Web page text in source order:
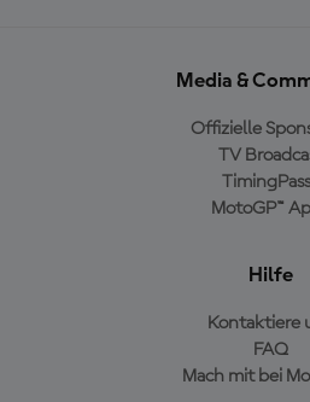
Media &
Offizielle
TV
MotoGP™
Hilfe
Kontaktiere
FAQ
Mach mit bei